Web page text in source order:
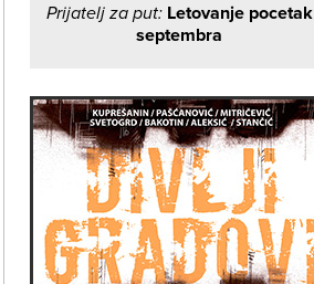
Prijatelj za put: Letovanje pocetak
septembra